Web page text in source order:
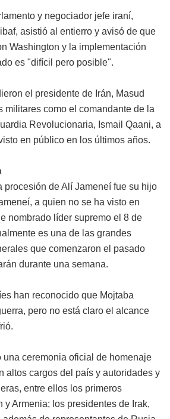
y negociador jefe iraní,
asistió al entierro y avisó de que
Washington y la implementación
es "difícil pero posible".
el presidente de Irán, Masud
militares como el comandante de la
Revolucionaria, Ismail Qaani, a
en público en los últimos años.
procesión de Alí Jameneí fue su hijo
a quien no se ha visto en
nombrado líder supremo el 8 de
es una de las grandes
que comenzaron el pasado
durante una semana.
han reconocido que Mojtaba
pero no está claro el alcance
una ceremonia oficial de homenaje
altos cargos del país y autoridades y
entre ellos los primeros
y Armenia; los presidentes de Irak,